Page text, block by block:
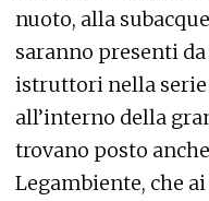
nuoto, alla
saranno presenti
istruttori nella
all’interno della
trovano posto
Legambiente, che